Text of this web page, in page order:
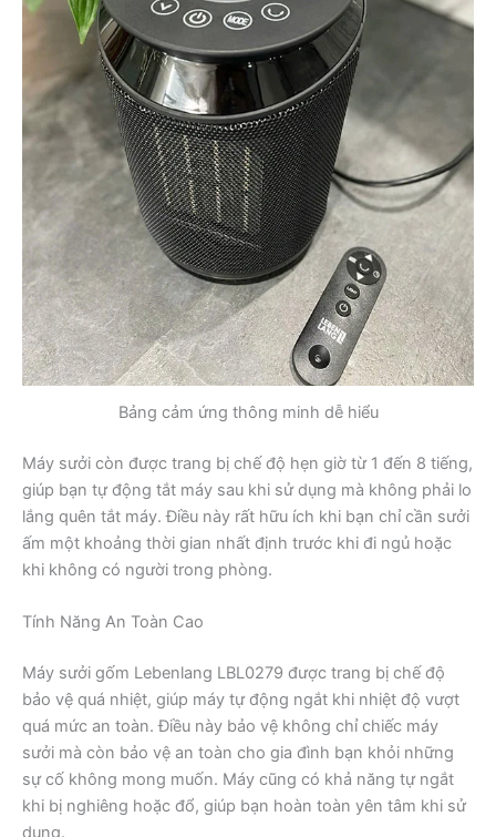
Bảng cảm ứng thông minh dễ hiểu
Máy sưởi còn được trang bị chế độ hẹn giờ từ 1 đến 8 tiếng,
giúp bạn tự động tắt máy sau khi sử dụng mà không phải lo
lắng quên tắt máy. Điều này rất hữu ích khi bạn chỉ cần sưởi
ấm một khoảng thời gian nhất định trước khi đi ngủ hoặc
khi không có người trong phòng.
Tính Năng An Toàn Cao
Máy sưởi gốm Lebenlang LBL0279 được trang bị chế độ
bảo vệ quá nhiệt, giúp máy tự động ngắt khi nhiệt độ vượt
quá mức an toàn. Điều này bảo vệ không chỉ chiếc máy
sưởi mà còn bảo vệ an toàn cho gia đình bạn khỏi những
sự cố không mong muốn. Máy cũng có khả năng tự ngắt
khi bị nghiêng hoặc đổ, giúp bạn hoàn toàn yên tâm khi sử
dụng.